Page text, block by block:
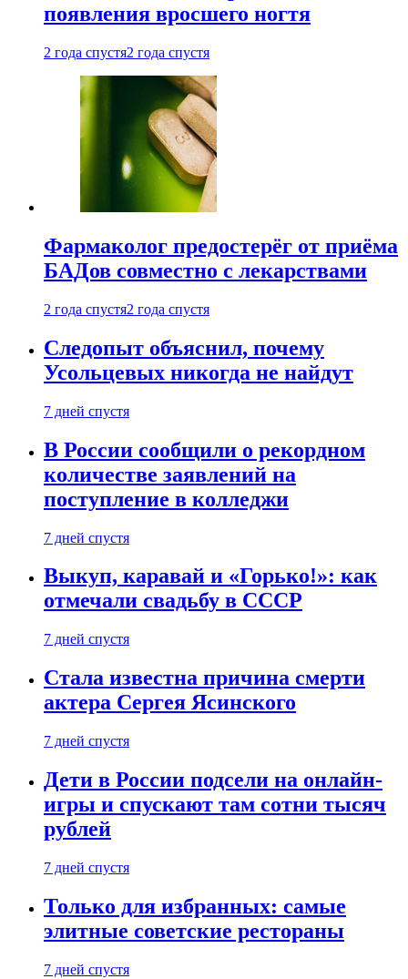
появления вросшего ногтя
2 года спустя2 года спустя
Фармаколог предостерёг от приёма
БАДов совместно с лекарствами
2 года спустя2 года спустя
Следопыт объяснил, почему
Усольцевых никогда не найдут
7 дней спустя
В России сообщили о рекордном
количестве заявлений на
поступление в колледжи
7 дней спустя
Выкуп, каравай и «Горько!»: как
отмечали свадьбу в СССР
7 дней спустя
Стала известна причина смерти
актера Сергея Ясинского
7 дней спустя
Дети в России подсели на онлайн-
игры и спускают там сотни тысяч
рублей
7 дней спустя
Только для избранных: самые
элитные советские рестораны
7 дней спустя